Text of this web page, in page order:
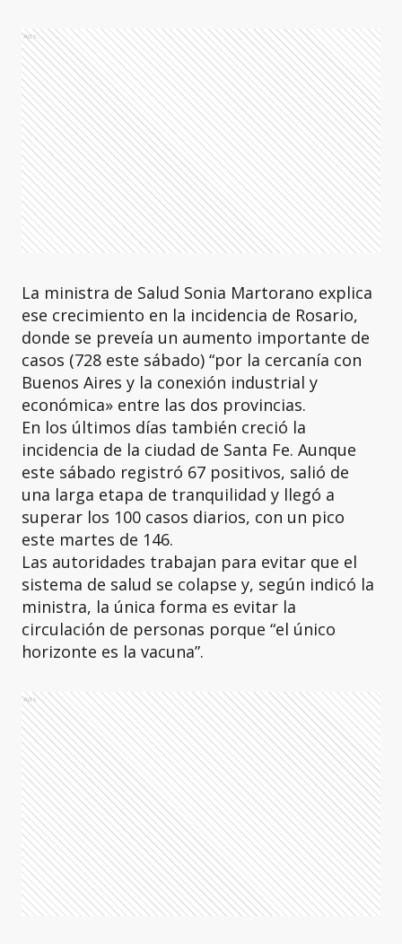
Ads
La ministra de Salud Sonia Martorano explica
ese crecimiento en la incidencia de Rosario,
donde se preveía un aumento importante de
casos (728 este sábado) “por la cercanía con
Buenos Aires y la conexión industrial y
económica» entre las dos provincias.
En los últimos días también creció la
incidencia de la ciudad de Santa Fe. Aunque
este sábado registró 67 positivos, salió de
una larga etapa de tranquilidad y llegó a
superar los 100 casos diarios, con un pico
este martes de 146.
Las autoridades trabajan para evitar que el
sistema de salud se colapse y, según indicó la
ministra, la única forma es evitar la
circulación de personas porque “el único
horizonte es la vacuna”.
Ads